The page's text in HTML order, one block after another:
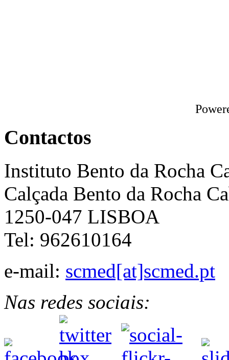
Contactos
Instituto Bento da Rocha
Calçada Bento da Rocha
1250-047 LISBOA
Tel: 962610164
e-mail: scmed[at]scmed.pt
Nas redes sociais: